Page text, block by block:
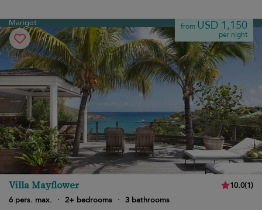
Marigot from USD 1,150
per night
Villa Mayflower 10.0(1)
6 pers. max.
· 2+ bedrooms · 3 bathrooms